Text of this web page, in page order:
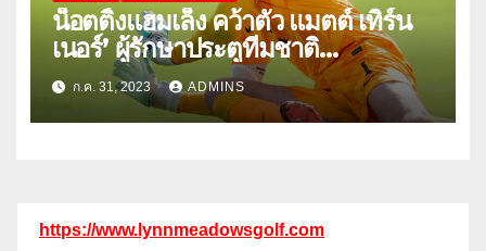
น็อตติ้งแฮมเล็ง คว้าตัว แมตต์ เทิร์น
เนอร์’ ผู้รักษาประตูทีมชาติ
สหรัฐอเมริกา
ก.ค. 31, 2023 ADMINS
https://www.lynnmeadowsgolf.com